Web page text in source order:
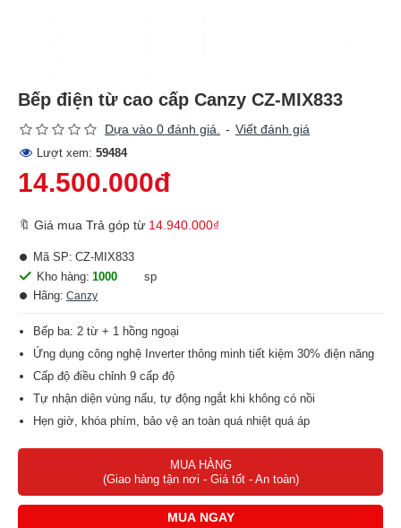
Bếp điện từ cao cấp Canzy CZ-MIX833
Dựa vào 0 đánh giá. - Viết đánh giá
Lượt xem: 59484
14.500.000đ
🔖 Giá mua Trả góp từ 14.940.000₫
Kho hàng: 1000
sp
Hãng: Canzy
Mã SP: CZ-MIX833
Bếp ba: 2 từ + 1 hồng ngoại
Ứng dụng công nghệ Inverter thông minh tiết kiệm 30% điện năng
Cấp độ điều chỉnh 9 cấp độ
Tự nhận diện vùng nấu, tự động ngắt khi không có nồi
Hẹn giờ, khóa phím, bảo vệ an toàn quá nhiệt quá áp
Điều khiển cảm ứng kiểu Touch Select
MUA HÀNG
(Giao hàng tận nơi - Giá tốt - An toàn)
MUA NGAY